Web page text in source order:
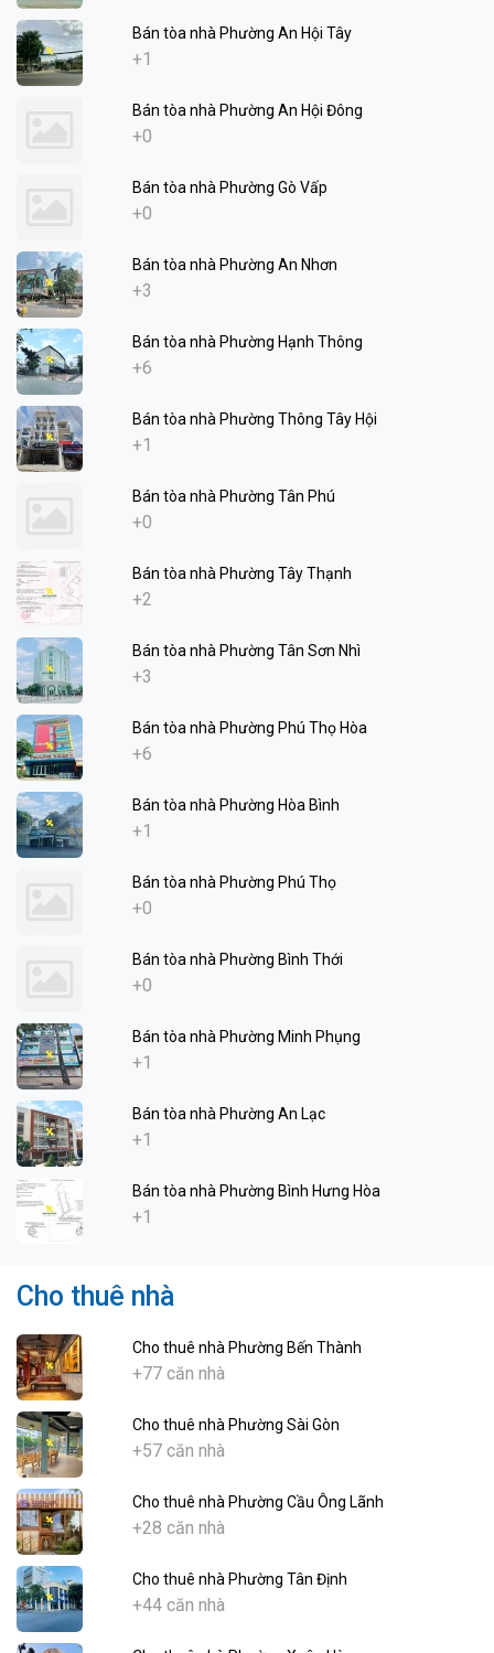
Bán tòa nhà Phường An Hội Tây
+1
Bán tòa nhà Phường An Hội Đông
+0
Bán tòa nhà Phường Gò Vấp
+0
Bán tòa nhà Phường An Nhơn
+3
Bán tòa nhà Phường Hạnh Thông
+6
Bán tòa nhà Phường Thông Tây Hội
+1
Bán tòa nhà Phường Tân Phú
+0
Bán tòa nhà Phường Tây Thạnh
+2
Bán tòa nhà Phường Tân Sơn Nhì
+3
Bán tòa nhà Phường Phú Thọ Hòa
+6
Bán tòa nhà Phường Hòa Bình
+1
Bán tòa nhà Phường Phú Thọ
+0
Bán tòa nhà Phường Bình Thới
+0
Bán tòa nhà Phường Minh Phụng
+1
Bán tòa nhà Phường An Lạc
+1
Bán tòa nhà Phường Bình Hưng Hòa
+1
Cho thuê nhà
Cho thuê nhà Phường Bến Thành
+77 căn nhà
Cho thuê nhà Phường Sài Gòn
+57 căn nhà
Cho thuê nhà Phường Cầu Ông Lãnh
+28 căn nhà
Cho thuê nhà Phường Tân Định
+44 căn nhà